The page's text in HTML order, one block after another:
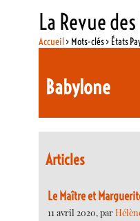
La Revue
Accueil> Mots-clés > États
Babylone
Articles
Le Maître et
11 avril 2020, par